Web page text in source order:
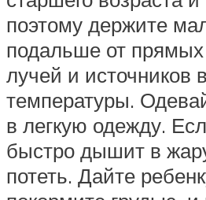
поэтому держите
подальше от
лучей и источников
температуры.
в легкую одежду.
быстро дышит в
потеть. Дайте